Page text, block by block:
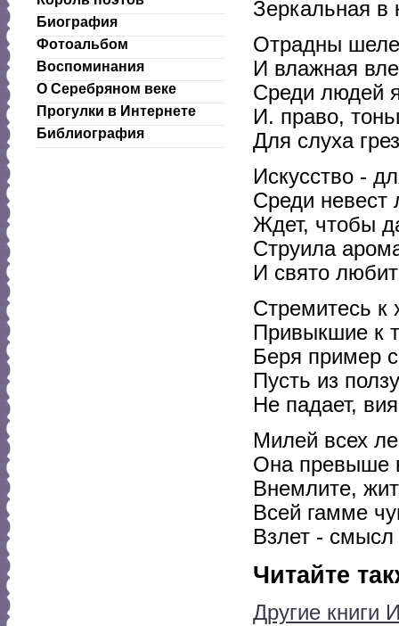
Биография
Фотоальбом
Воспоминания
О Серебряном веке
Прогулки в Интернете
Библиография
Зеркальная в
Отрадны
И влажная
Среди людей
И. право,
Для слуха
Искусство -
Среди невест
Ждет, чтобы
Струила
И свято
Стремитесь к
Привыкшие к
Беря пример
Пусть из
Не падает,
Милей всех
Она превыше
Внемлите,
Всей гамме
Взлет -
Читайте
Другие книги